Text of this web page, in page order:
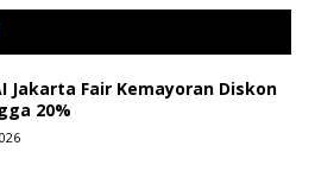
Jakarta Fair Kemayoran Diskon
20%